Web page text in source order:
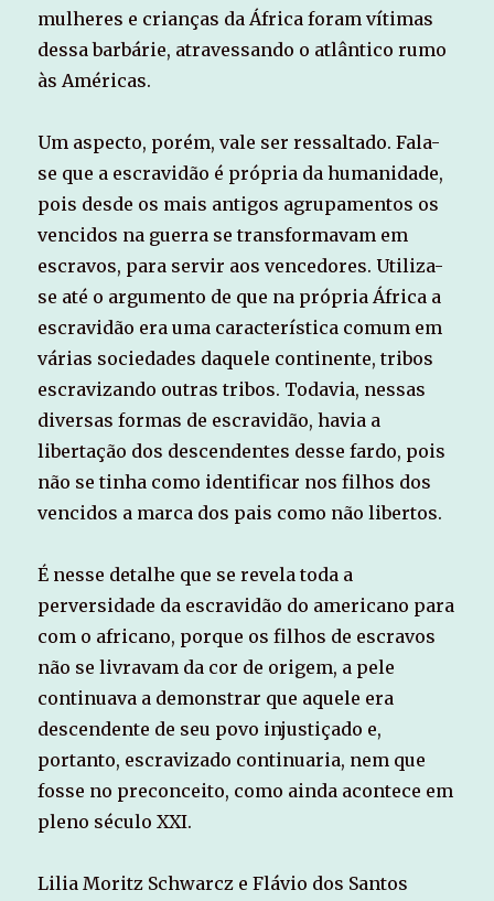
mulheres e crianças da África foram vítimas
dessa barbárie, atravessando o atlântico rumo
às Américas.
Um aspecto, porém, vale ser ressaltado. Fala-
se que a escravidão é própria da humanidade,
pois desde os mais antigos agrupamentos os
vencidos na guerra se transformavam em
escravos, para servir aos vencedores. Utiliza-
se até o argumento de que na própria África a
escravidão era uma característica comum em
várias sociedades daquele continente, tribos
escravizando outras tribos. Todavia, nessas
diversas formas de escravidão, havia a
libertação dos descendentes desse fardo, pois
não se tinha como identificar nos filhos dos
vencidos a marca dos pais como não libertos.
É nesse detalhe que se revela toda a
perversidade da escravidão do americano para
com o africano, porque os filhos de escravos
não se livravam da cor de origem, a pele
continuava a demonstrar que aquele era
descendente de seu povo injustiçado e,
portanto, escravizado continuaria, nem que
fosse no preconceito, como ainda acontece em
pleno século XXI.
Lilia Moritz Schwarcz e Flávio dos Santos